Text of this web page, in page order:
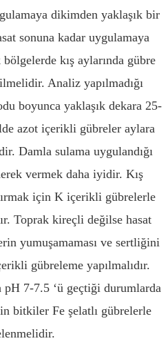
dikimden yaklaşık bir
sonuna kadar uygulamaya
kış aylarında gübre
Analiz yapılmadığı
boyunca yaklaşık dekara 25-
azot içerikli gübreler aylara
Damla sulama uygulandığı
vermek daha iyidir. Kış
için K içerikli gübrelerle
Toprak kireçli değilse hasat
yumuşamaması ve sertliğini
gübreleme yapılmalıdır.
7-7.5 ‘ü geçtiği durumlarda
bitkiler Fe şelatlı gübrelerle